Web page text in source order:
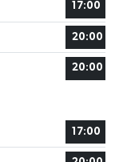
17:00
20:00
20:00
17:00